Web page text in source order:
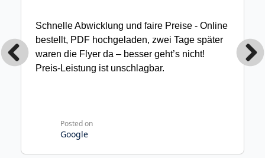
Schnelle Abwicklung und faire Preise - Online
bestellt, PDF hochgeladen, zwei Tage später
waren die Flyer da – besser geht’s nicht!
Preis-Leistung ist unschlagbar.
Posted on
Google